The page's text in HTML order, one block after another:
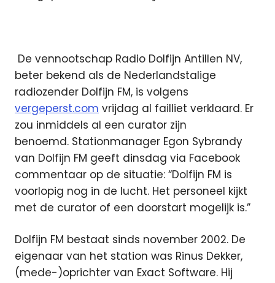
De vennootschap Radio Dolfijn Antillen NV,
beter bekend als de Nederlandstalige
radiozender Dolfijn FM, is volgens
vergeperst.com vrijdag al failliet verklaard. Er
zou inmiddels al een curator zijn
benoemd. Stationmanager Egon Sybrandy
van Dolfijn FM geeft dinsdag via Facebook
commentaar op de situatie: “Dolfijn FM is
voorlopig nog in de lucht. Het personeel kijkt
met de curator of een doorstart mogelijk is.”
Dolfijn FM bestaat sinds november 2002. De
eigenaar van het station was Rinus Dekker,
(mede-)oprichter van Exact Software. Hij